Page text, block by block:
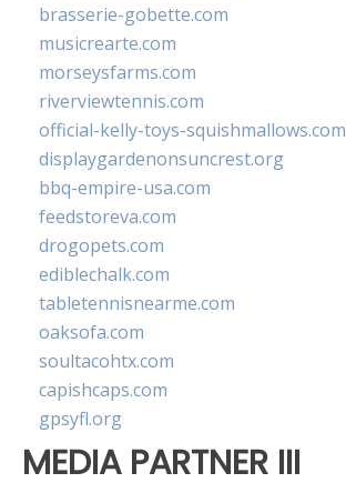
brasserie-gobette.com
musicrearte.com
morseysfarms.com
riverviewtennis.com
official-kelly-toys-squishmallows.com
displaygardenonsuncrest.org
bbq-empire-usa.com
feedstoreva.com
drogopets.com
ediblechalk.com
tabletennisnearme.com
oaksofa.com
soultacohtx.com
capishcaps.com
gpsyfl.org
MEDIA PARTNER III